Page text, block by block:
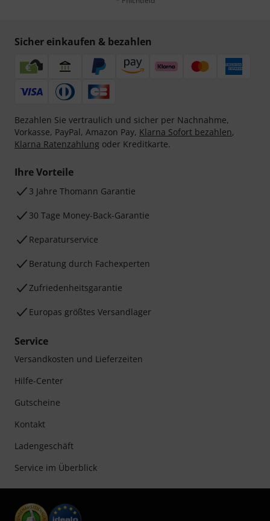
Sicher einkaufen & bezahlen
Bezahlen Sie vertraulich und sicher per Nachnahme,
Vorkasse, PayPal, Amazon Pay, Klarna Sofort bezahlen,
Klarna Ratenzahlung oder Kreditkarte.
Ihre Vorteile
3 Jahre Thomann Garantie
30 Tage Money-Back-Garantie
Reparaturservice
Beratung durch Fachexperten
Zufriedenheitsgarantie
Europas größtes Versandlager
Service
Versandkosten und Lieferzeiten
Hilfe-Center
Gutscheine
Kontakt
Ladengeschäft
Service im Überblick